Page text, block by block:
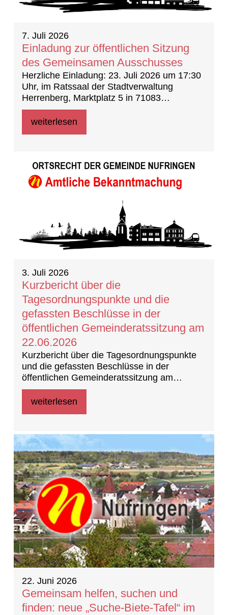
7. Juli 2026
Einladung zur öffentlichen Sitzung
des Gemeinsamen Ausschusses
Herzliche Einladung: 23. Juli 2026 um 17:30
Uhr, im Ratssaal der Stadtverwaltung
Herrenberg, Marktplatz 5 in 71083
Herrenberg
weiterlesen
3. Juli 2026
Kurzbericht über die
Tagesordnungspunkte und die
gefassten Beschlüsse in der
öffentlichen Gemeinderatssitzung am
22.06.2026
Kurzbericht über die Tagesordnungspunkte
und die gefassten Beschlüsse in der
öffentlichen Gemeinderatssitzung am
22.06.2026 (Beschlussprotokoll)
weiterlesen
22. Juni 2026
Gemeinsam helfen, suchen und
finden: neue „Suche-Biete-Tafel“ im